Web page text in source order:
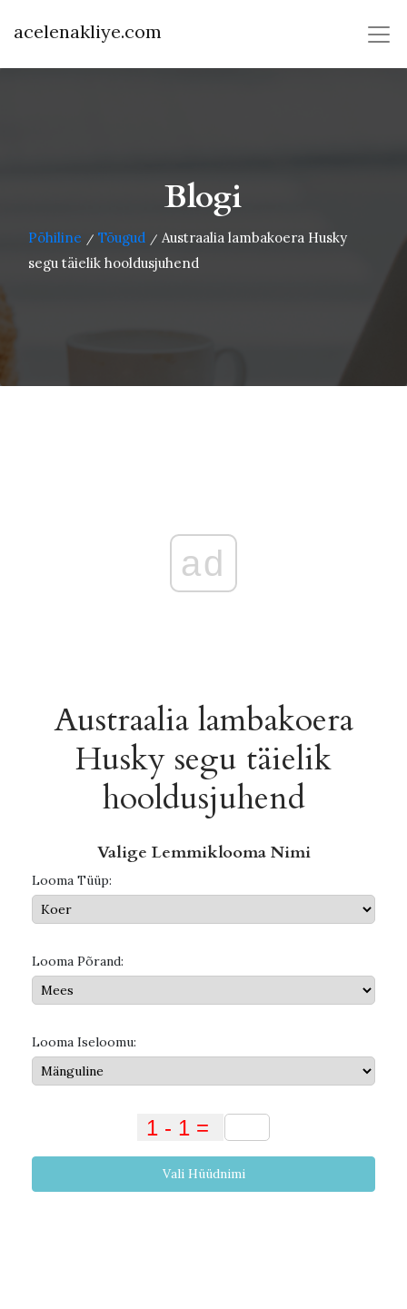
acelenakliye.com
Blogi
Põhiline / Tõugud / Austraalia lambakoera Husky
segu täielik hooldusjuhend
ad
Austraalia lambakoera
Husky segu täielik
hooldusjuhend
Valige Lemmiklooma Nimi
Looma Tüüp:
Looma Põrand:
Looma Iseloomu:
Vali Hüüdnimi